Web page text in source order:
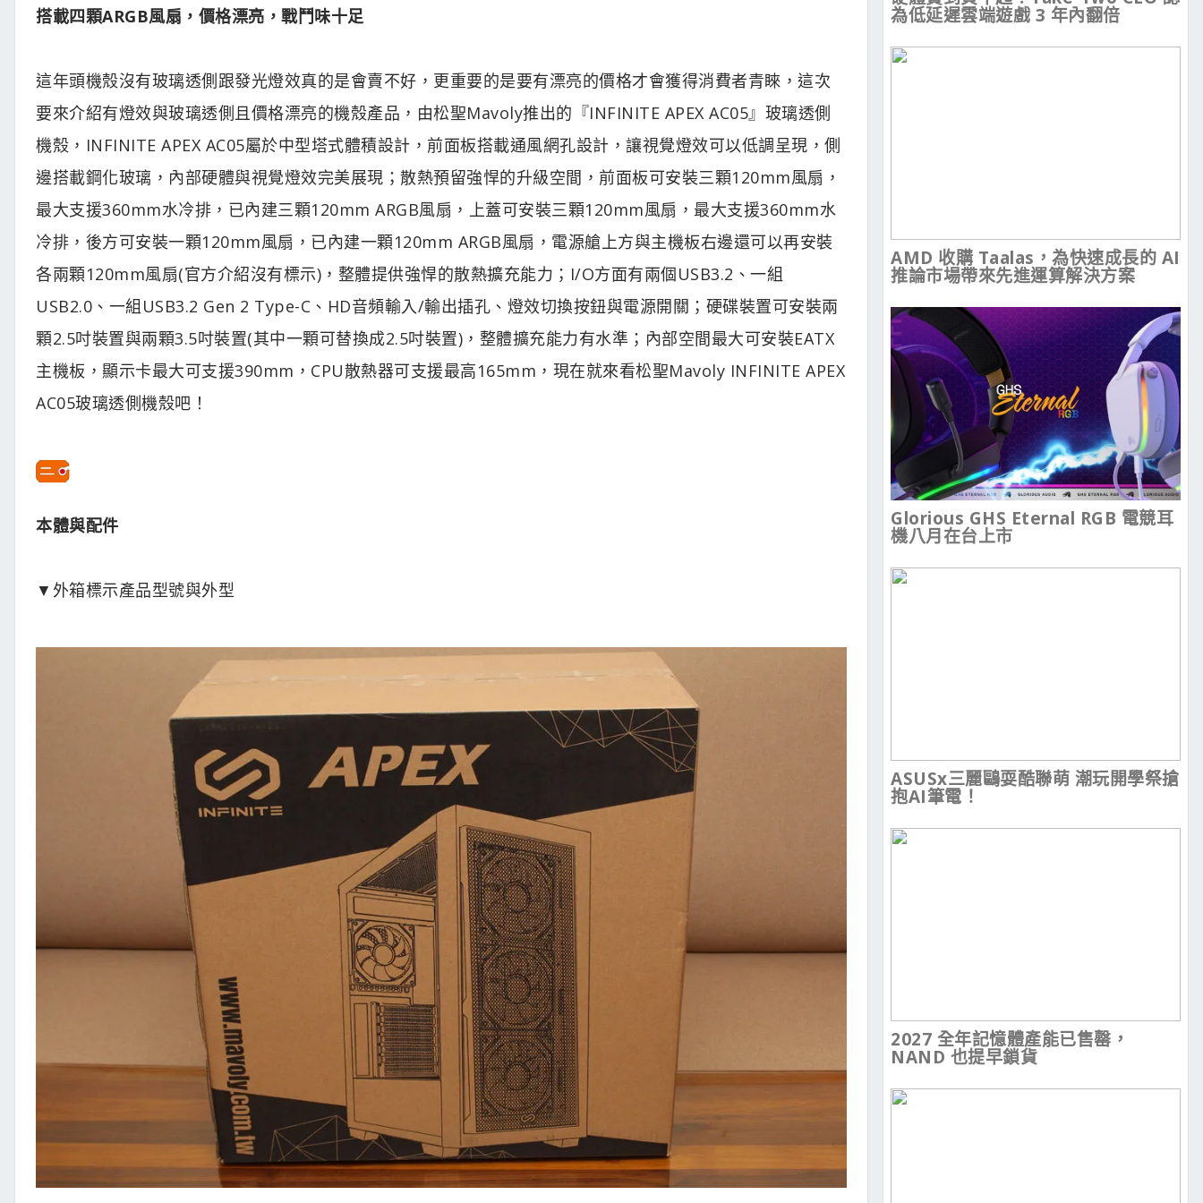
搭載四顆ARGB風扇，價格漂亮，戰鬥味十足
這年頭機殼沒有玻璃透側跟發光燈效真的是會賣不好，更重要的是要有漂亮的價格才會獲得消費者青睞，這次
要來介紹有燈效與玻璃透側且價格漂亮的機殼產品，由松聖Mavoly推出的『INFINITE APEX AC05』玻璃透側
機殼，INFINITE APEX AC05屬於中型塔式體積設計，前面板搭載通風網孔設計，讓視覺燈效可以低調呈現，側
邊搭載鋼化玻璃，內部硬體與視覺燈效完美展現；散熱預留強悍的升級空間，前面板可安裝三顆120mm風扇，
最大支援360mm水冷排，已內建三顆120mm ARGB風扇，上蓋可安裝三顆120mm風扇，最大支援360mm水
冷排，後方可安裝一顆120mm風扇，已內建一顆120mm ARGB風扇，電源艙上方與主機板右邊還可以再安裝
各兩顆120mm風扇(官方介紹沒有標示)，整體提供強悍的散熱擴充能力；I/O方面有兩個USB3.2、一組
USB2.0、一組USB3.2 Gen 2 Type-C、HD音頻輸入/輸出插孔、燈效切換按鈕與電源開關；硬碟裝置可安裝兩
顆2.5吋裝置與兩顆3.5吋裝置(其中一顆可替換成2.5吋裝置)，整體擴充能力有水準；內部空間最大可安裝EATX
主機板，顯示卡最大可支援390mm，CPU散熱器可支援最高165mm，現在就來看松聖Mavoly INFINITE APEX
AC05玻璃透側機殼吧！
本體與配件
▼外箱標示產品型號與外型
為低延遲雲端遊戲 3 年內翻倍
AMD 收購 Taalas，為快速成長的 AI
推論市場帶來先進運算解決方案
Glorious GHS Eternal RGB 電競耳
機八月在台上市
ASUSx三麗鷗耍酷聯萌 潮玩開學祭搶
抱AI筆電！
2027 全年記憶體產能已售罄，
NAND 也提早鎖貨